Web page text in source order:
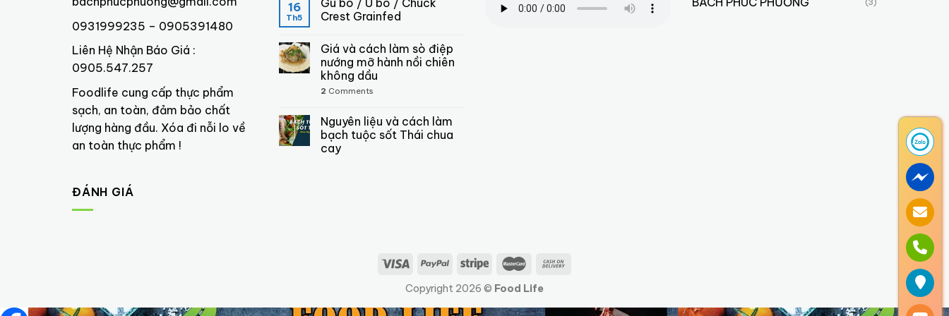
0931999235 – 0905391480
Liên Hệ Nhận Báo Giá :
0905.547.257
Foodlife cung cấp thực phẩm
sạch, an toàn, đảm bảo chất
lượng hàng đầu. Xóa đi nỗi lo về
an toàn thực phẩm !
16
Th5
Gù bò / U bò / Chuck
Crest Grainfed
Giá và cách làm sò điệp
nướng mỡ hành nồi chiên
không dầu
2 Comments
Nguyên liệu và cách làm
bạch tuộc sốt Thái chua
cay
(3)
ĐÁNH GIÁ
Copyright 2026 © Food Life